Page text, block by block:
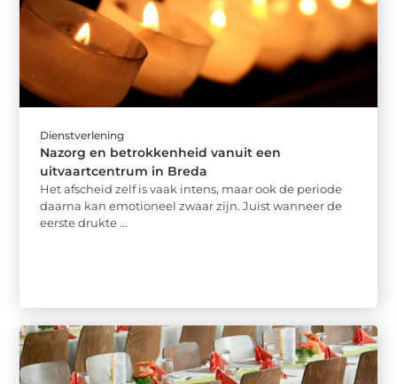
Dienstverlening
Nazorg en betrokkenheid vanuit een
uitvaartcentrum in Breda
Het afscheid zelf is vaak intens, maar ook de periode
daarna kan emotioneel zwaar zijn. Juist wanneer de
eerste drukte ...